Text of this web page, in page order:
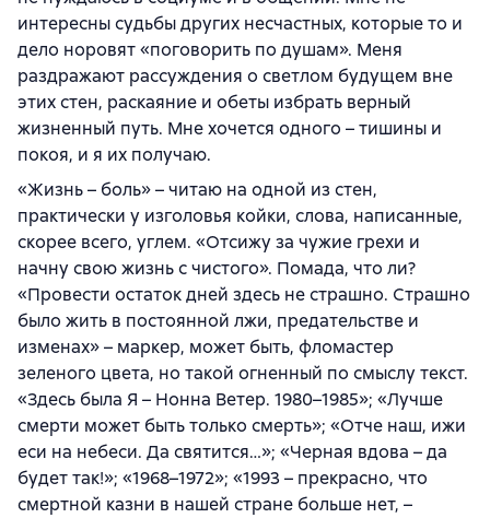
интересны судьбы других несчастных, которые то и
дело норовят «поговорить по душам». Меня
раздражают рассуждения о светлом будущем вне
этих стен, раскаяние и обеты избрать верный
жизненный путь. Мне хочется одного – тишины и
покоя, и я их получаю.
«Жизнь – боль» – читаю на одной из стен,
практически у изголовья койки, слова, написанные,
скорее всего, углем. «Отсижу за чужие грехи и
начну свою жизнь с чистого». Помада, что ли?
«Провести остаток дней здесь не страшно. Страшно
было жить в постоянной лжи, предательстве и
изменах» – маркер, может быть, фломастер
зеленого цвета, но такой огненный по смыслу текст.
«Здесь была Я – Нонна Ветер. 1980–1985»; «Лучше
смерти может быть только смерть»; «Отче наш, ижи
еси на небеси. Да святится…»; «Черная вдова – да
будет так!»; «1968–1972»; «1993 – прекрасно, что
смертной казни в нашей стране больше нет, –